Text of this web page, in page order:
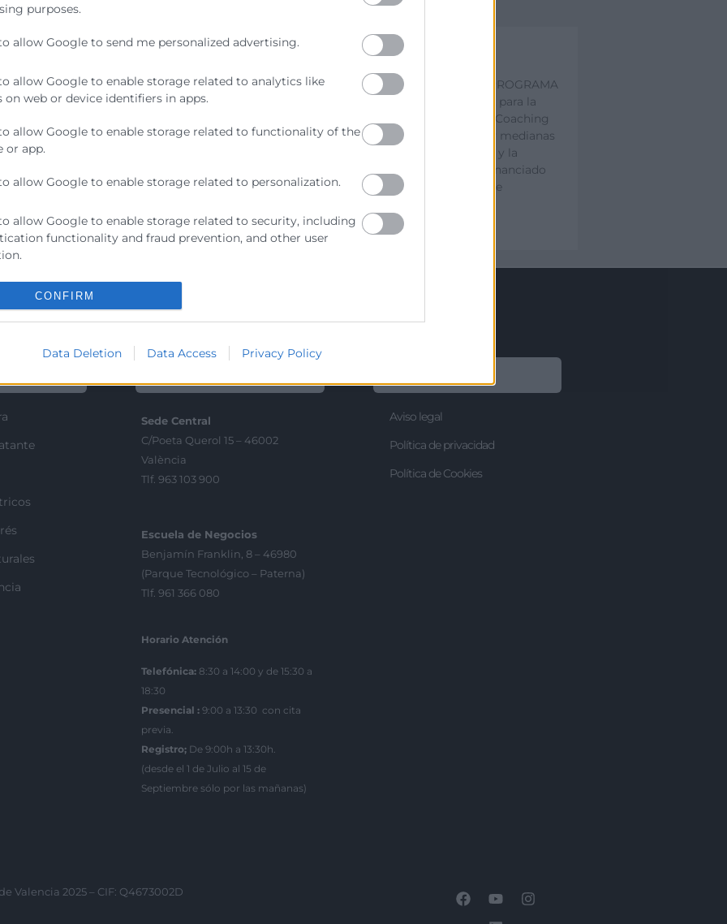
purposes.
allow Google to send me personalized advertising.
allow Google to enable storage related to analytics like
on web or device identifiers in apps.
allow Google to enable storage related to functionality of the
or app.
allow Google to enable storage related to personalization.
allow Google to enable storage related to security, including
functionality and fraud prevention, and other user
CONFIRM
Data Deletion Data Access Privacy Policy
y
con la
en
Coaching digital
CONVOCATORIA DEL PROGRAMA
DE COACHING DIGITAL para la
prestación de servicios Coaching
Digital a las pequeñas y medianas
empresas del comercio y la
artesanía de Valencia, financiado
por el Fondo Europeo de
Sede Central
C/Poeta Querol 15 – 46002
València
Tlf. 963 103 900
Escuela de Negocios
Benjamín Franklin, 8 – 46980
(Parque Tecnológico – Paterna)
Tlf. 961 366 080
Horario Atención
Telefónica: 8:30 a 14:00 y de 15:30 a
18:30
Presencial : 9:00 a 13:30 con cita
previa.
Registro; De 9:00h a 13:30h.
(desde el 1 de Julio al 15 de
Septiembre sólo por las mañanas)
Aviso legal
Política de privacidad
Política de Cookies
Valencia 2025 – CIF: Q4673002D